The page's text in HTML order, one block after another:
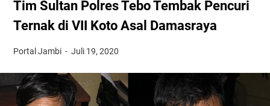
Tim Sultan Polres Tebo Tembak Pencuri
Ternak di VII Koto Asal Damasraya
Portal Jambi Juli 19, 2020